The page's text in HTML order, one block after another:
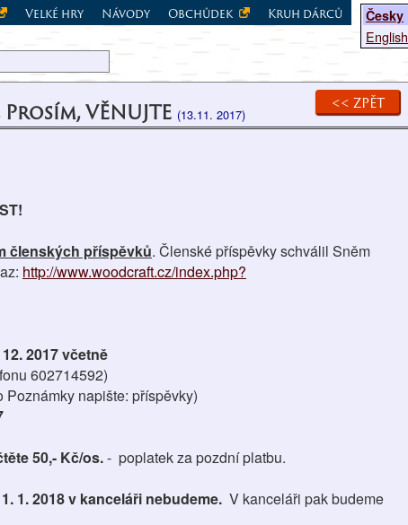
Česky
English
Velké hry Návody Obchůdek Kruh dárců
<< zpět
VĚNUJTE (13.11. 2017)
členských příspěvků. Členské příspěvky schválil Sněm
http://www.woodcraft.cz/index.php?
2017 včetně
602714592)
Poznámky napište: příspěvky)
50,- Kč/os.- poplatek za pozdní platbu.
1. 2018 v kanceláři nebudeme. V kanceláři pak budeme